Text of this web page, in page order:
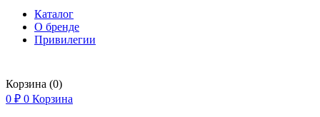
Каталог
О бренде
Привилегии
Корзина (0)
0 ₽ 0 Корзина